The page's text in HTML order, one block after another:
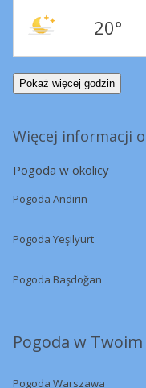
20°
Pokaż więcej godzin
Więcej informacji
Pogoda w okolicy
Pogoda Andırın
Pogoda Yeşilyurt
Pogoda Başdoğan
Pogoda w
Pogoda Warszawa